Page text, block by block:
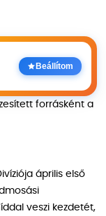
Beállítom
forrásként a
április első
veszi kezdetét,